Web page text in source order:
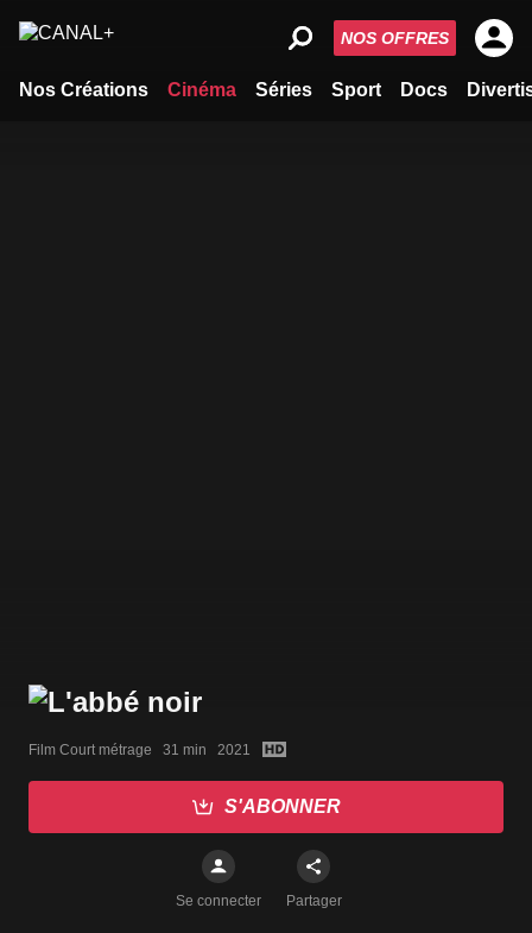
Nos Créations Cinéma Séries Sport Docs
NOS OFFRES
Film Court métrage   31 min   2021
S'ABONNER
Se connecter Partager